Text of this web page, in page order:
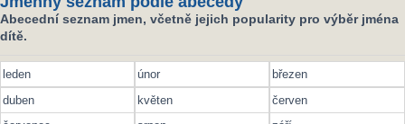
Abecední seznam jmen, včetně jejich popularity pro výběr jména
dítě.
leden únor
březen
duben
květen
červen